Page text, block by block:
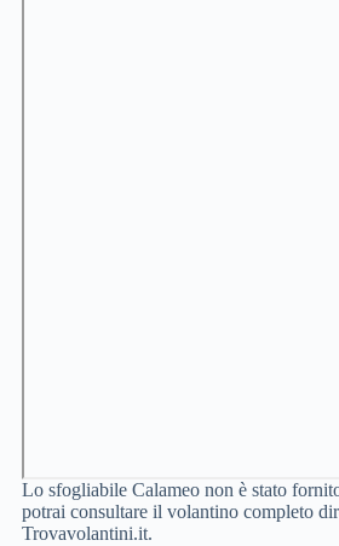
Lo sfogliabile Calameo non è stato
potrai consultare il volantino completo
Trovavolantini.it.